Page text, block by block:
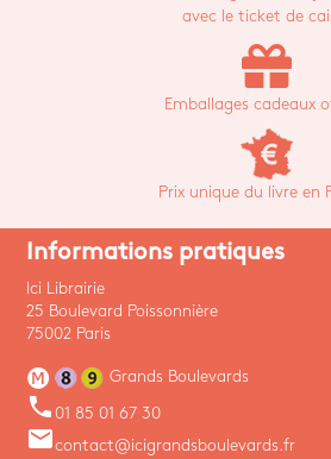
avec le ticket de
Emballages cadeaux
Prix unique du livre en
Informations pratiques
Ici Librairie
25 Boulevard Poissonnière
75002 Paris
Grands Boulevards
phone 01 85 01 67 30
emailcontact@icigrandsboulevards.fr